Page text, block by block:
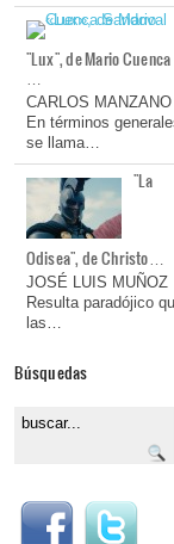
"Lux", de Mario Cuenca
…
CARLOS MANZANO
En términos
se llama…
"La
Odisea", de Christo…
JOSÉ LUIS MUÑOZ
Resulta paradójico
las…
Búsquedas